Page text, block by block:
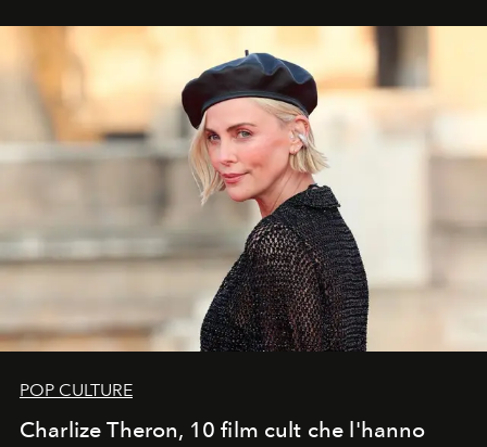
POP CULTURE
Charlize Theron, 10 film cult che l'hanno